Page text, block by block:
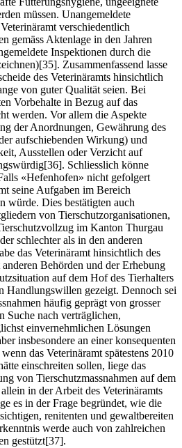
müssen. Unangemeldete
verschiedentlich
gemäss Aktenlage in den Jahren
Inspektionen durch die
Zusammenfassend lasse
des Veterinäramts hinsichtlich
von guter Qualität seien. Bei
Vorbehalte in Bezug auf das
werden. Vor allem die Aspekte
der Anordnungen, Gewährung des
aufschiebenden Wirkung) und
Ausstellen oder Verzicht auf
Schliesslich könne
«Hefenhofen» nicht gefolgert
seine Aufgaben im Bereich
würde. Dies bestätigten auch
von Tierschutzorganisationen,
im Kanton Thurgau
schlechter als in den anderen
das Veterinäramt hinsichtlich des
Behörden und der Erhebung
auf dem Hof des Tierhalters
Handlungswillen gezeigt. Dennoch sei
häufig geprägt von grosser
Suche nach verträglichen,
einvernehmlichen Lösungen
insbesondere an einer konsequenten
das Veterinäramt spätestens 2010
einschreiten sollen, liege das
von Tierschutzmassnahmen auf dem
in der Arbeit des Veterinäramts
es in der Frage begründet, wie die
renitenten und gewaltbereiten
werde auch von zahlreichen
gestützt[37].